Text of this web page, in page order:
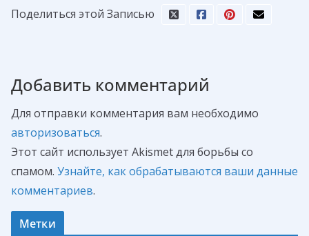
Поделиться этой Записью
Добавить комментарий
Для отправки комментария вам необходимо
авторизоваться.
Этот сайт использует Akismet для борьбы со
спамом. Узнайте, как обрабатываются ваши данные
комментариев.
Метки